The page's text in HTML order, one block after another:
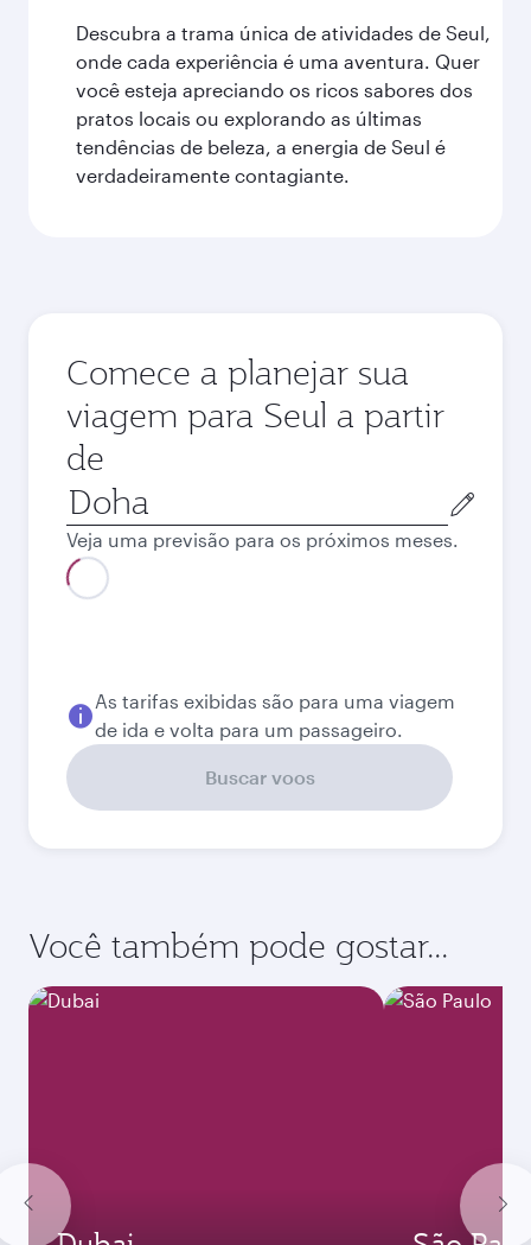
Descubra a trama única de atividades de Seul,
onde cada experiência é uma aventura. Quer
você esteja apreciando os ricos sabores dos
pratos locais ou explorando as últimas
tendências de beleza, a energia de Seul é
verdadeiramente contagiante.
Comece a planejar sua
viagem para Seul a partir
de
Cidade
de
origem
Veja uma previsão para os próximos meses.
Melhor tarifa
Melhor tarifa
Setembro
QAR6 980
Outubro
QAR 6 980
Dezembro